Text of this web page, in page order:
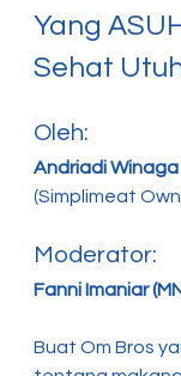
Yang
Sehat
Oleh:
Andriadi Winaga
(Simplimeat
Moderator:
Fanni Imaniar
Buat Om Bros